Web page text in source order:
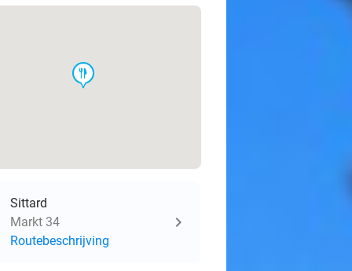
food
Sittard
Markt 34
Routebeschrijving